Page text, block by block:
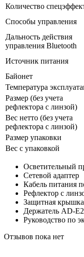
Количество
Способы управления
Дальность действия
управления Bluetooth
Источник питания
Байонет
Температура
Размер (без учета
рефлектора с линзой)
Вес нетто (без учета
рефлектора с линзой)
Размер упаковки
Вес с упаковкой
Осветительный
Сетевой адаптер
Кабель питания
Рефлектор с
Защитная крышка
Держатель AD-E2
Руководство по
Отзывов пока нет